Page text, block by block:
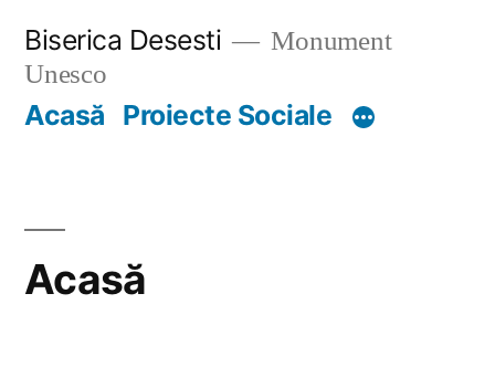
content
Biserica Desesti
Monument
Unesco
Acasă Proiecte Sociale
Acasă